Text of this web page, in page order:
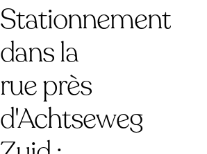
Stationnement
dans la
rue près
d'Achtseweg